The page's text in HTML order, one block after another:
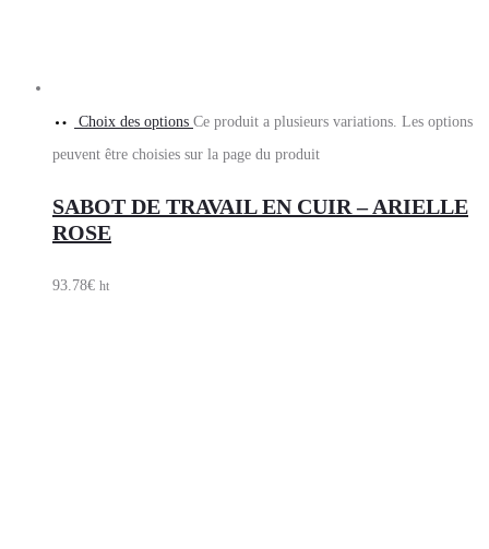
Choix des options Ce produit a plusieurs variations. Les options
peuvent être choisies sur la page du produit
SABOT DE TRAVAIL EN CUIR – ARIELLE
ROSE
93.78€ ht